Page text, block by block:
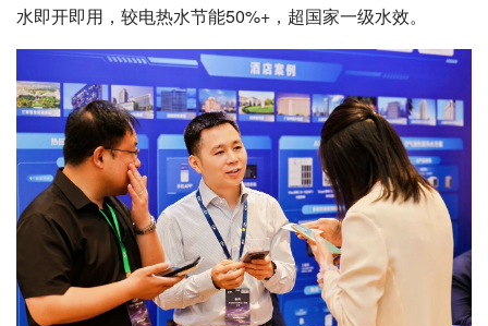
水即开即用，较电热水节能50%+，超国家一级水效。